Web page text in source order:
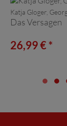
Katja Gloger,
Das Versagen
26,99 € *